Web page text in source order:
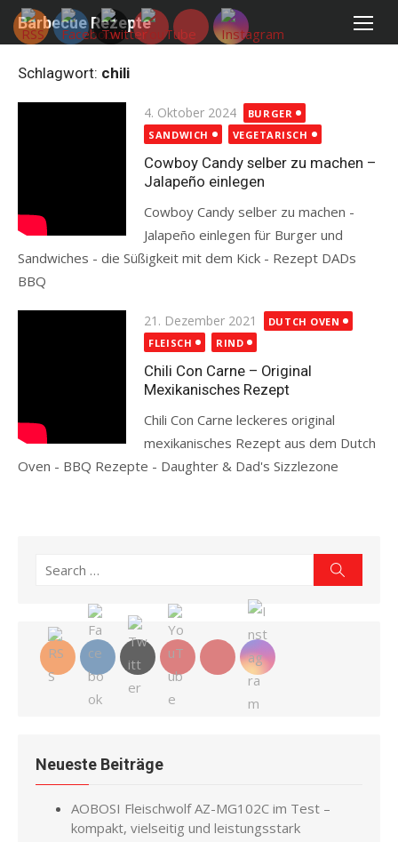
Skip
Barbecue Rezepte
Schlagwort: chili
Posted
on
4. Oktober 2024
BURGER
SANDWICH
VEGETARISCH
Cowboy Candy selber zu machen –
Jalapeño einlegen
Cowboy Candy selber zu machen -
Jalapeño einlegen für Burger und
Sandwiches - die Süßigkeit mit dem Kick - Rezept DADs
BBQ
Posted
on
21. Dezember 2021
DUTCH OVEN
FLEISCH
RIND
Chili Con Carne – Original
Mexikanisches Rezept
Chili Con Carne leckeres original
mexikanisches Rezept aus dem Dutch
Oven - BBQ Rezepte - Daughter & Dad's Sizzlezone
Search
Neueste Beiträge
AOBOSI Fleischwolf AZ-MG102C im Test –
kompakt, vielseitig und leistungsstark